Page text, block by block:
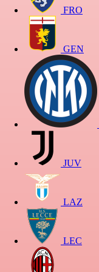
FRO
GEN
JUV
LAZ
LEC